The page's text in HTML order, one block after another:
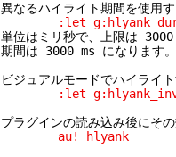
異なるハイライト期間を使用
:let
単位はミリ秒で、上限は
期間は 3000 ms になります。
ビジュアルモードでハイライ
:let
プラグインの読み込み後にそ
au! hlyank